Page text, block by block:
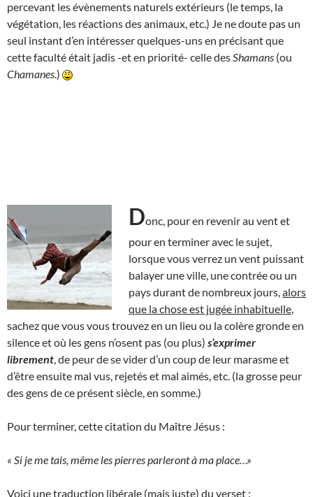
percevant les évènements naturels extérieurs (le temps, la
végétation, les réactions des animaux, etc.) Je ne doute pas un
seul instant d’en intéresser quelques-uns en précisant que
cette faculté était jadis -et en priorité- celle des Shamans (ou
Chamanes.)
Donc, pour en revenir au vent et
pour en terminer avec le sujet,
lorsque vous verrez un vent puissant
balayer une ville, une contrée ou un
pays durant de nombreux jours, alors
que la chose est jugée inhabituelle
sachez que vous vous trouvez en un lieu ou la colère gronde en
silence et où les gens n’osent pas (ou plus) s’exprimer
librement , de peur de se vider d’un coup de leur marasme et
d’être ensuite mal vus, rejetés et mal aimés, etc. (la grosse peur
des gens de ce présent siècle, en somme.)
Pour terminer, cette citation du Maître Jésus :
« Si je me tais, même les pierres parleront à ma place…»
Voici une traduction libérale (mais juste) du verset :